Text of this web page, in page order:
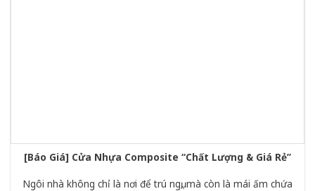
[Báo Giá] Cửa Nhựa Composite “Chất Lượng & Giá Rẻ”
Ngôi nhà không chỉ là nơi để trú ngụ, mà còn là mái ấm chứa